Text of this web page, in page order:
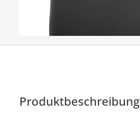
Produktbeschreibung